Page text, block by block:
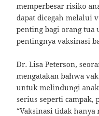
memperbesar risiko
dapat dicegah melalui
penting bagi orang tua
pentingnya vaksinasi
Dr. Lisa Peterson,
mengatakan bahwa
untuk melindungi
serius seperti campak,
“Vaksinasi tidak